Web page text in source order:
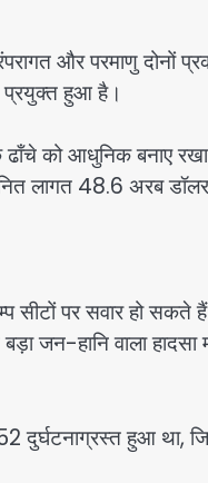
और परमाणु दोनों
प्रयुक्त हुआ है।
ढाँचे को आधुनिक बनाए
लागत 48.6 अरब
सीटों पर सवार हो सकते
जन-हानि वाला हादसा
दुर्घटनाग्रस्त हुआ था,